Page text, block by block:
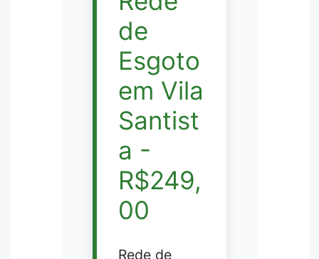
de
Esgoto
em Vila
Santist
a -
R$249,
00
Rede de